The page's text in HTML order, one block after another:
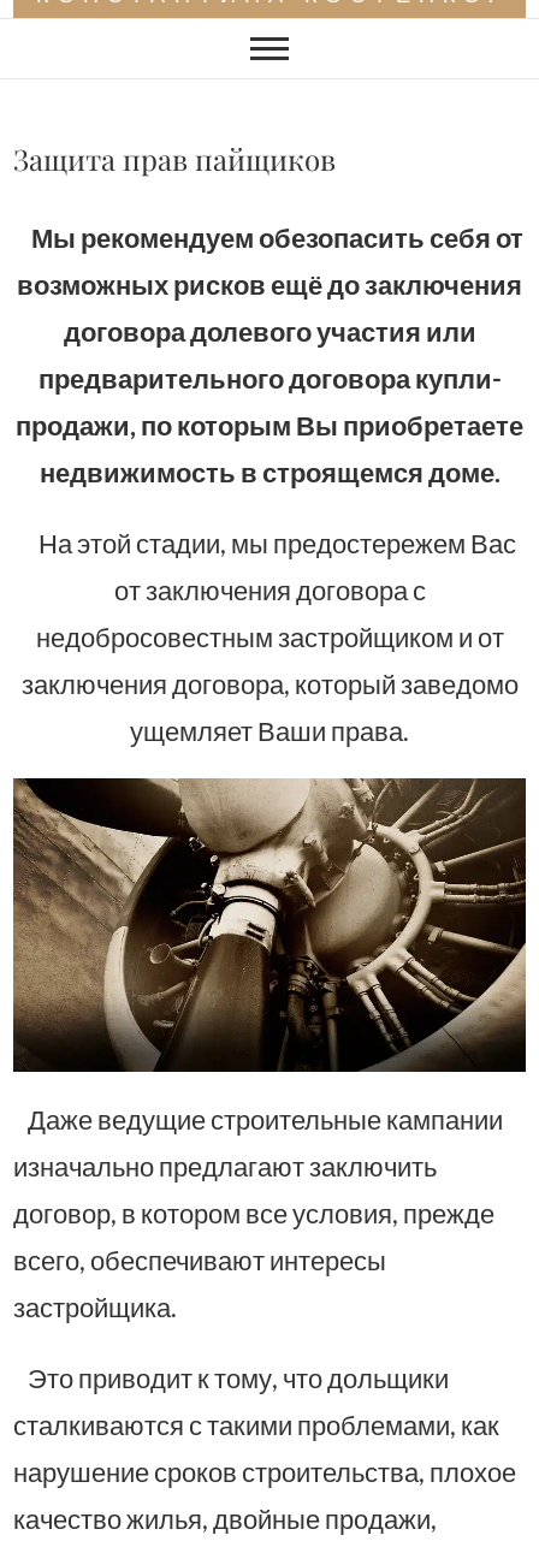
Защита прав пайщиков
Мы рекомендуем обезопасить себя от
возможных рисков ещё до заключения
договора долевого участия или
предварительного договора купли-
продажи, по которым Вы приобретаете
недвижимость в строящемся доме.
На этой стадии, мы предостережем Вас
от заключения договора с
недобросовестным застройщиком и от
заключения договора, который заведомо
ущемляет Ваши права.
Даже ведущие строительные кампании
изначально предлагают заключить
договор, в котором все условия, прежде
всего, обеспечивают интересы
застройщика.
Это приводит к тому, что дольщики
сталкиваются с такими проблемами, как
нарушение сроков строительства, плохое
качество жилья, двойные продажи,